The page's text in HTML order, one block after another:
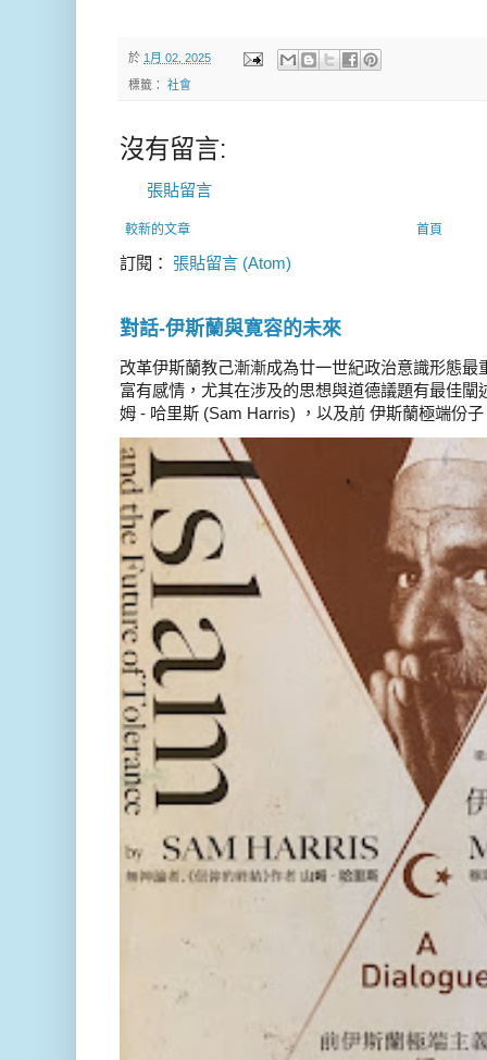
於 1月 02, 2025
標籤： 社會
沒有留言:
張貼留言
較新的文章 首頁
訂閱： 張貼留言 (Atom)
對話-伊斯蘭與寛容的未來
改革伊斯蘭教己漸漸成為廿一世紀政治意識形態
富有感情，尤其在涉及的思想與道德議題有最佳
姆 - 哈里斯 (Sam Harris) ，以及前 伊斯蘭極端份